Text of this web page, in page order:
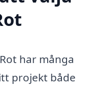
har många
projekt både